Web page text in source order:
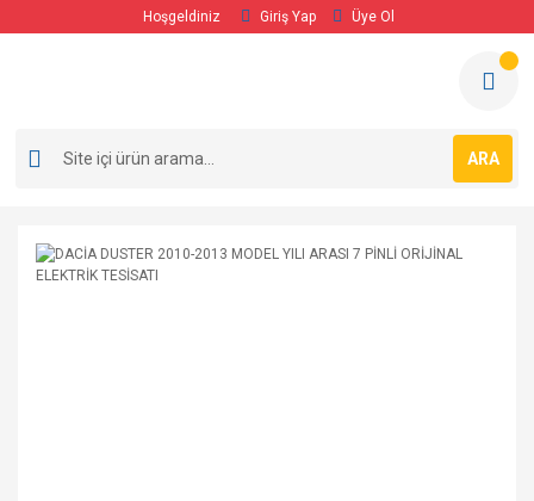
Hoşgeldiniz Giriş Yap Üye Ol
ARA